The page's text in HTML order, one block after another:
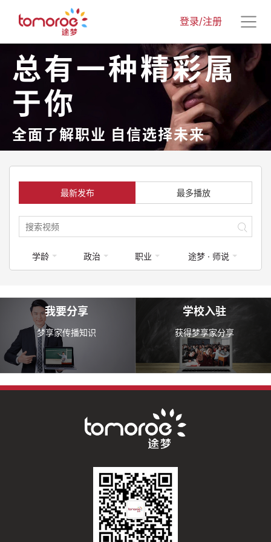
登录/注册
总有一种精彩属
于你
全面了解职业 自信选择未来
最新发布 最多播放
学龄 政治 职业 途梦 · 师说
我要分享
梦享家传播知识
学校入驻
获得梦享家分享